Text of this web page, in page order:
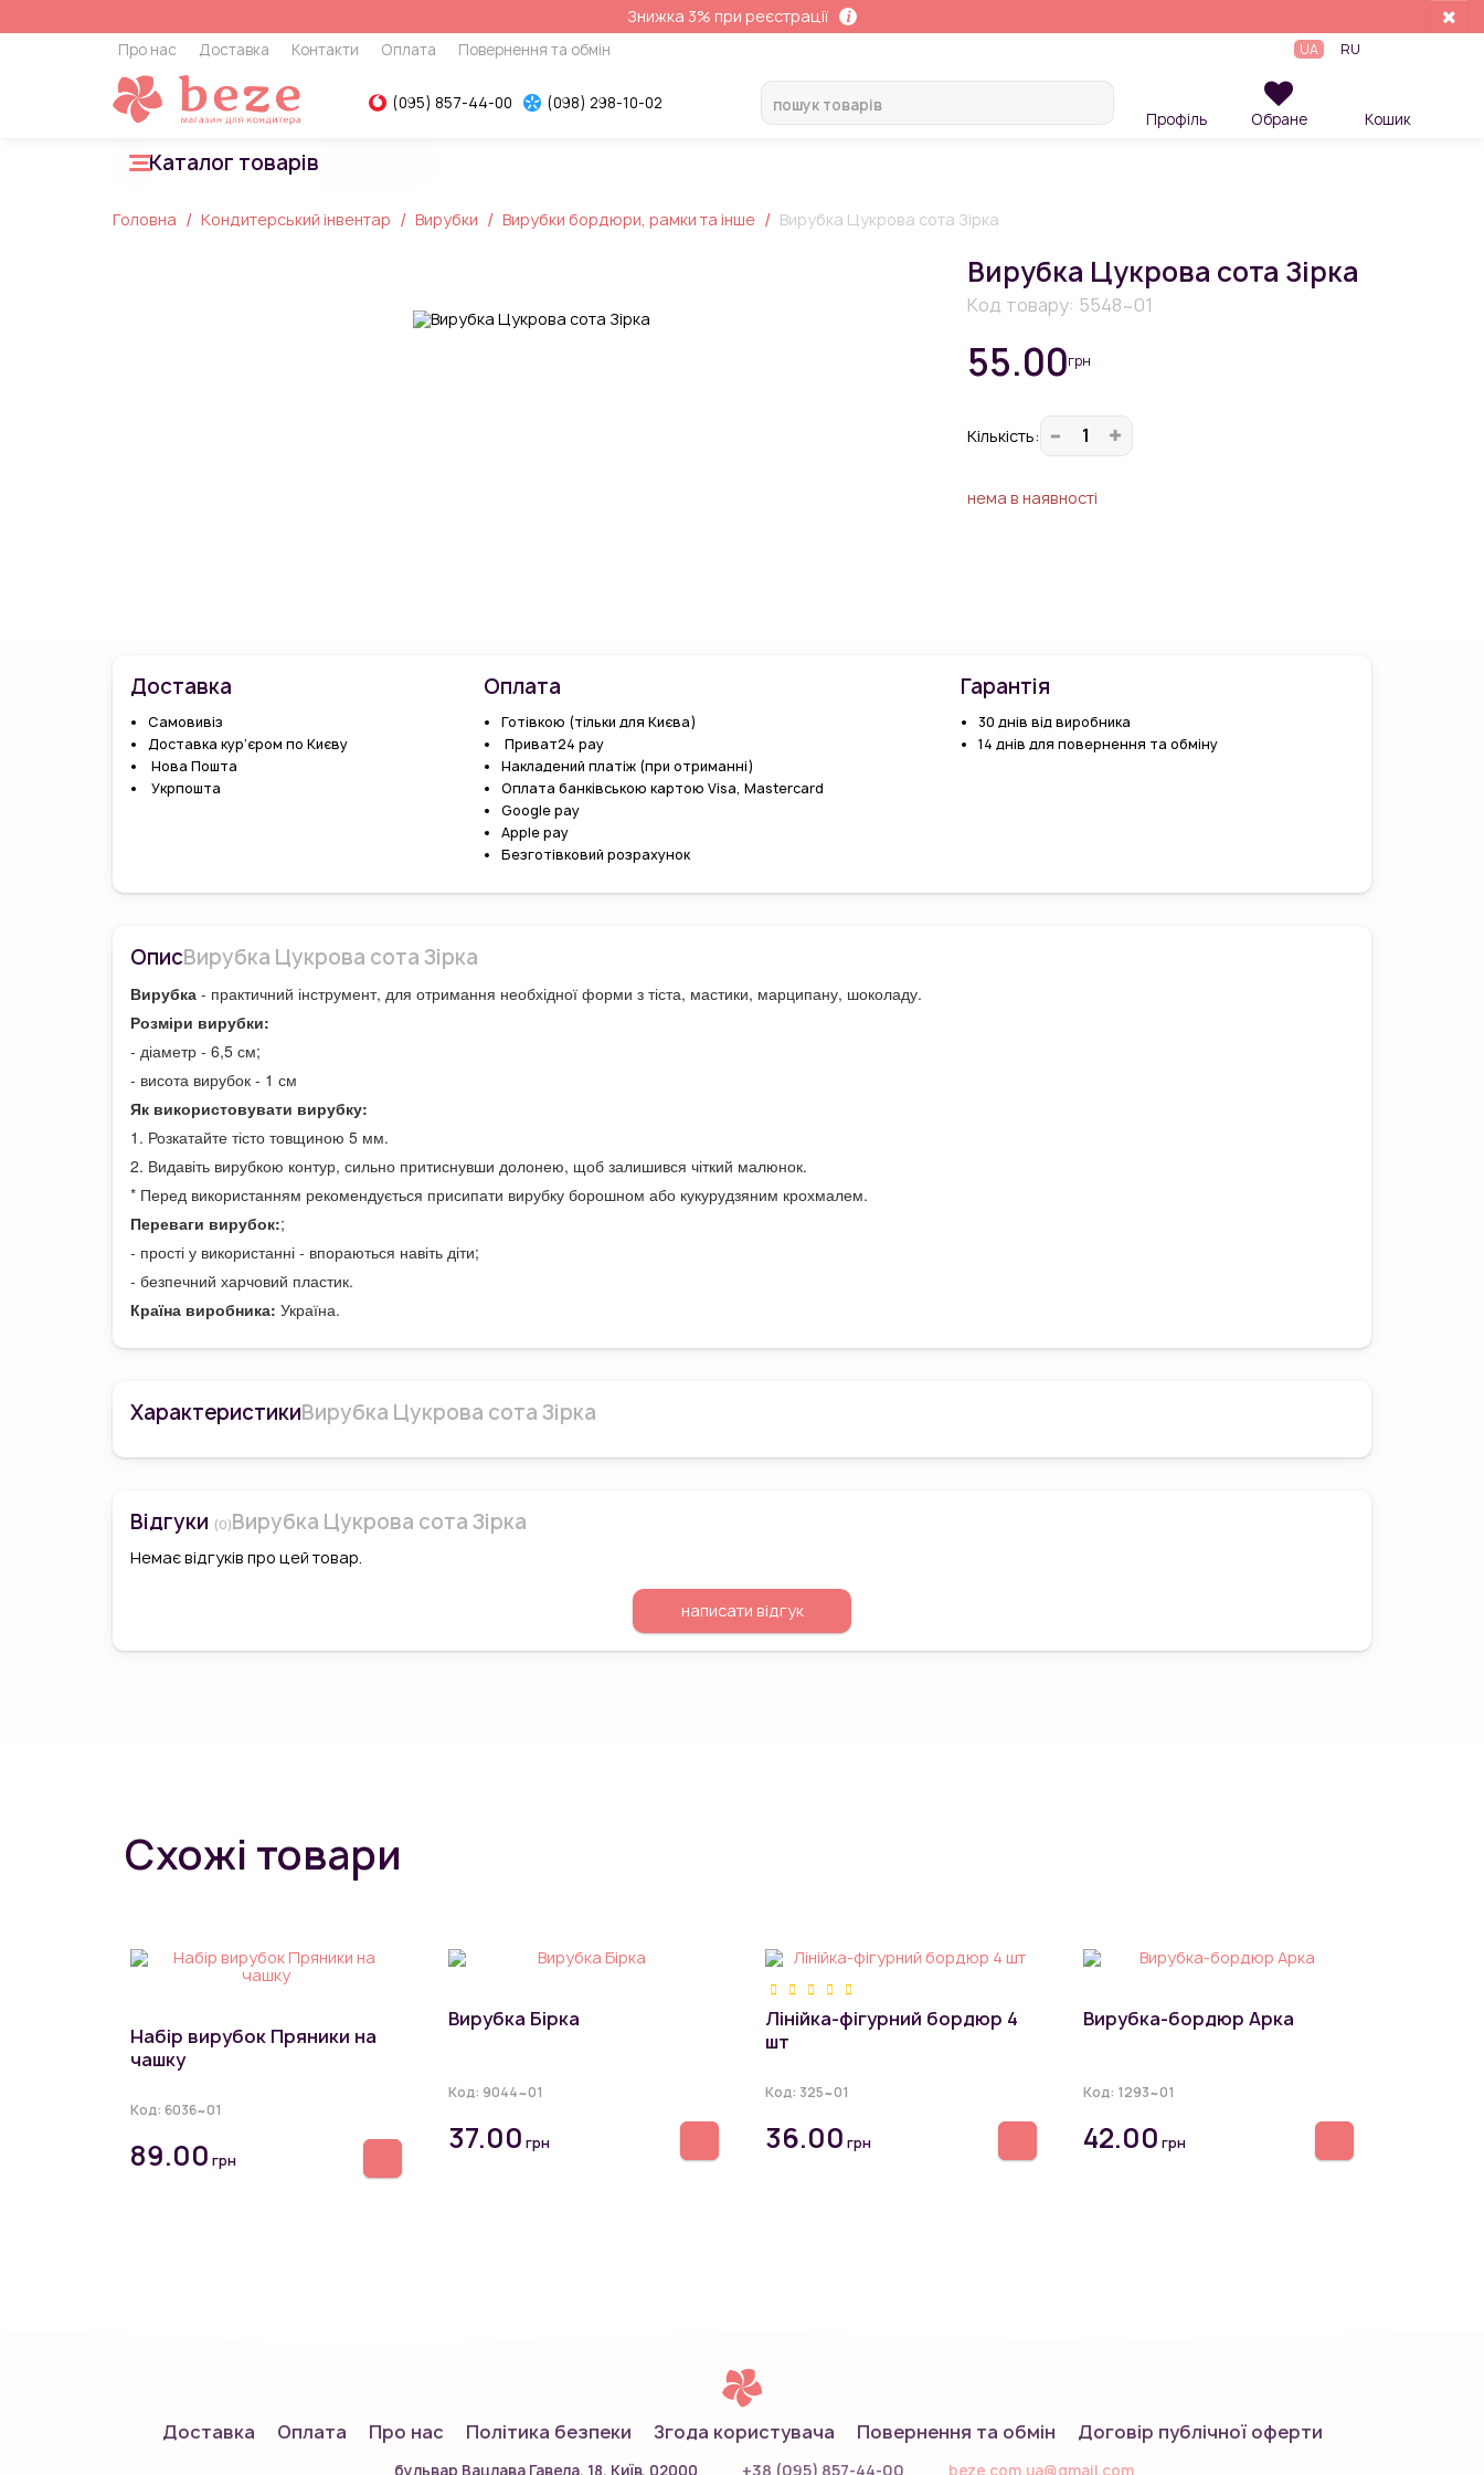
Знижка 3% при реєстрації
Про нас Доставка Контакти Оплата Повернення та обмін UA RU
(095) 857-44-00
(098) 298-10-02
Профіль
Обране Кошик
Каталог товарів
Головна Кондитерський інвентар Вирубки Вирубки бордюри, рамки та інше Вирубка Цукрова сота Зірка
Вирубка Цукрова сота Зірка
Код товару: 5548~01
55.00грн
Кiлькiсть:
нема в наявності
Доставка
Самовивіз
Доставка кур’єром по Києву
Нова Пошта
Укрпошта
Оплата
Готівкою (тільки для Києва)
Приват24 pay
Накладений платіж (при отриманні)
Оплата банківською картою Visa, Mastercard
Google pay
Apple pay
Безготівковий розрахунок
Гарантiя
30 днів від виробника
14 днів для повернення та обміну
ОписВирубка Цукрова сота Зірка
Вирубка - практичний інструмент, для отримання необхідної форми з тіста, мастики, марципану, шоколаду.
Розміри вирубки:
- діаметр - 6,5 см;
- висота вирубок - 1 см
Як використовувати вирубку:
1. Розкатайте тісто товщиною 5 мм.
2. Видавіть вирубкою контур, сильно притиснувши долонею, щоб залишився чіткий малюнок.
* Перед використанням рекомендується присипати вирубку борошном або кукурудзяним крохмалем.
Переваги вирубок:;
- прості у використанні - впораються навіть діти;
- безпечний харчовий пластик.
Країна виробника: Україна.
ХарактеристикиВирубка Цукрова сота Зірка
Відгуки (0)Вирубка Цукрова сота Зірка
Немає відгуків про цей товар.
написати відгук
Схожі товари
Набір вирубок Пряники на
чашку
Код: 6036~01
89.00 грн
Вирубка Бірка
Код: 9044~01
37.00 грн
Лінійка-фігурний бордюр 4
шт
Код: 325~01
36.00 грн
Вирубка-бордюр Арка
Код: 1293~01
42.00 грн
Доставка Оплата Про нас Політика безпеки Згода користувача Повернення та обмін Договір публічної оферти
бульвар Вацлава Гавела, 18, Київ, 02000 +38 (095) 857-44-00 beze.com.ua@gmail.com